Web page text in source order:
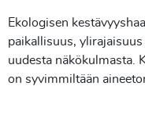
Ekologisen
paikallisuus,
uudesta näkökulmasta.
on syvimmiltään